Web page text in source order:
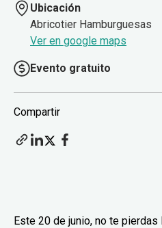
Ubicación
Abricotier Hamburguesas
Ver en google maps
Evento gratuito
Compartir
Este 20 de junio, no te